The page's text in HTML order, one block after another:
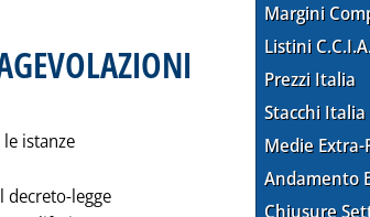
istanze
decreto-legge
Margini
Listini
Prezzi Italia
Stacchi Italia
Medie Extra-
Andamento
Chiusure